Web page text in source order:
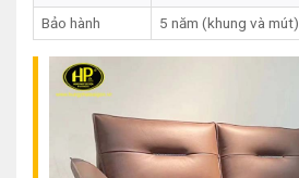
Bảo hành
5 năm (khung và mút)